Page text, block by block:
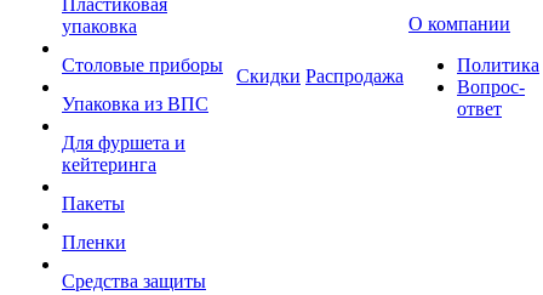
Пластиковая
упаковка
Столовые приборы
Упаковка из ВПС
Для фуршета и
кейтеринга
Пакеты
Пленки
Средства защиты
Скидки Распродажа
О компании
Политика
Вопрос-
ответ